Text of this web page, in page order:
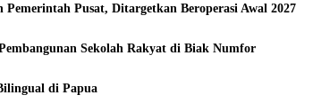
Pusat, Ditargetkan Beroperasi Awal 2027
Sekolah Rakyat di Biak Numfor
di Papua